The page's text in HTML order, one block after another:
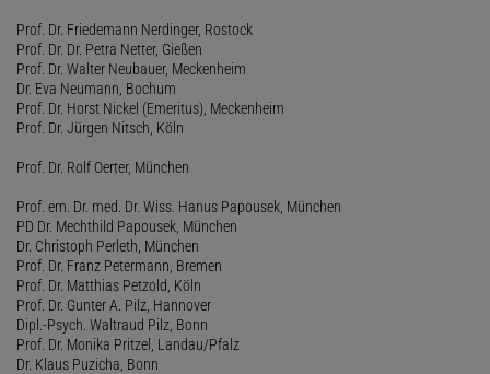
Prof. Dr. Friedemann Nerdinger, Rostock
Prof. Dr. Dr. Petra Netter, Gießen
Prof. Dr. Walter Neubauer, Meckenheim
Dr. Eva Neumann, Bochum
Prof. Dr. Horst Nickel (Emeritus), Meckenheim
Prof. Dr. Jürgen Nitsch, Köln
Prof. Dr. Rolf Oerter, München
Prof. em. Dr. med. Dr. Wiss. Hanus Papousek, München
PD Dr. Mechthild Papousek, München
Dr. Christoph Perleth, München
Prof. Dr. Franz Petermann, Bremen
Prof. Dr. Matthias Petzold, Köln
Prof. Dr. Gunter A. Pilz, Hannover
Dipl.-Psych. Waltraud Pilz, Bonn
Prof. Dr. Monika Pritzel, Landau/Pfalz
Dr. Klaus Puzicha, Bonn